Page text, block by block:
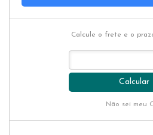
Calcule o frete e o
Calcular
Não sei meu